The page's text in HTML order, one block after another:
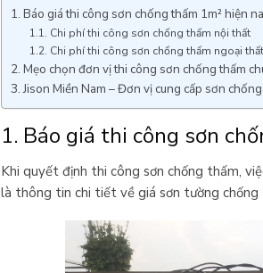
1. Báo giá thi công sơn chống thấm 1m² hiện
1.1. Chi phí thi công sơn chống thấm nội thất
1.2. Chi phí thi công sơn chống thấm ngoại thất
2. Mẹo chọn đơn vị thi công sơn chống thấm
3. Jison Miền Nam – Đơn vị cung cấp sơn
1. Báo giá thi công sơn
Khi quyết định thi công sơn chống thấm,
là thông tin chi tiết về giá sơn tường